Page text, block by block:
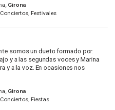
Girona
Festivales
somos un dueto formado por:
y a las segundas voces y Marina
y a la voz. En ocasiones nos
Girona
Fiestas